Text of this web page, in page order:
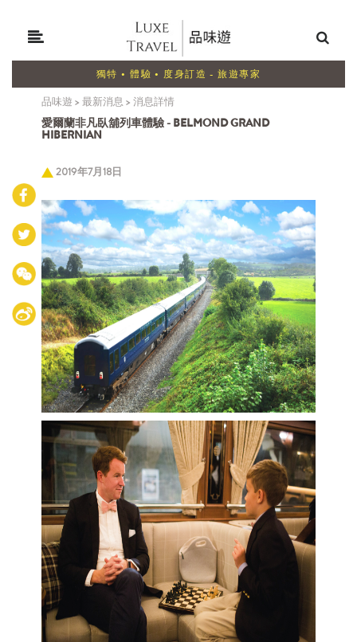
獨特 • 體驗 • 度身訂造 - 旅遊專家
品味遊 >最新消息 >消息詳情
愛爾蘭非凡臥舖列車體驗 - BELMOND GRAND
HIBERNIAN
2019年7月18日